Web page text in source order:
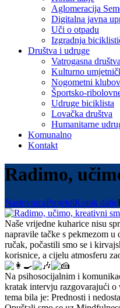
Aglomeracija
Digitalna javna
Uči o otpadu
Izgradnja
Društva i udruge
Vatrogasna društva
Kulturno
Nogometni
Športsko-
Udruge biciklista
Lovačka društva
Humanitarne
Komunalno
Kontakt
Radimo,
NaslovnicaProjektiKorak dalje
Naše vrijedne kuharice nisu
napravile tačke s pekmezom
ručak, počastili smo se i
korisnice, a cijelu atmosferu
Na psihosocijalnim i
kratak intervju razgovarajući
tema bila je: Prednosti i